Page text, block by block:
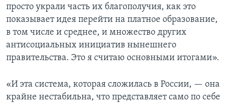
просто украли часть их благополучия, как это
показывает идея перейти на платное образование,
в том числе и среднее, и множество других
антисоциальных инициатив нынешнего
правительства. Это я считаю основными итогами».
«И эта система, которая сложилась в России, — она
крайне нестабильна, что представляет само по себе